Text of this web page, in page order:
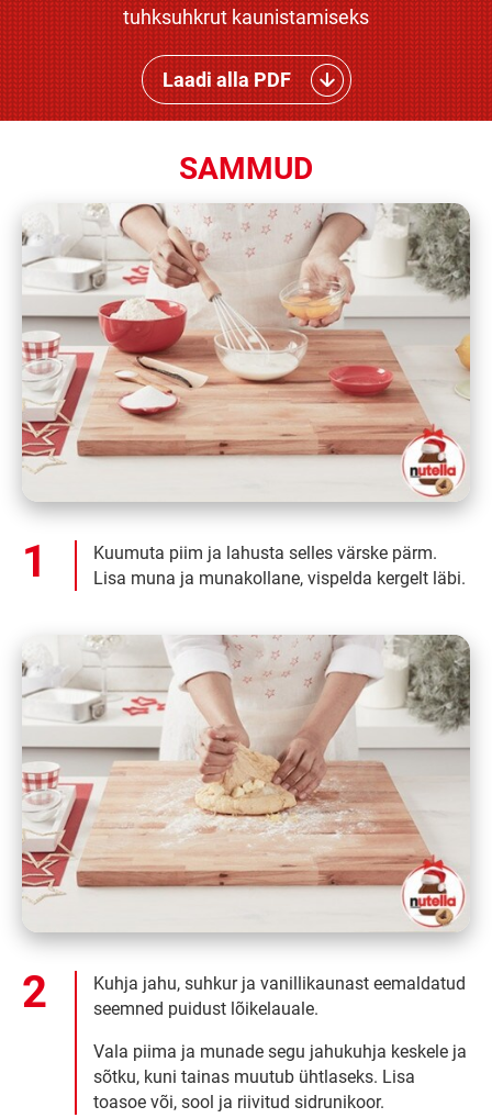
tuhksuhkrut kaunistamiseks
Laadi alla PDF
SAMMUD
Kuumuta piim ja lahusta selles värske pärm.
Lisa muna ja munakollane, vispelda kergelt läbi.
Kuhja jahu, suhkur ja vanillikaunast eemaldatud
seemned puidust lõikelauale.
Vala piima ja munade segu jahukuhja keskele ja
sõtku, kuni tainas muutub ühtlaseks. Lisa
toasoe või, sool ja riivitud sidrunikoor.